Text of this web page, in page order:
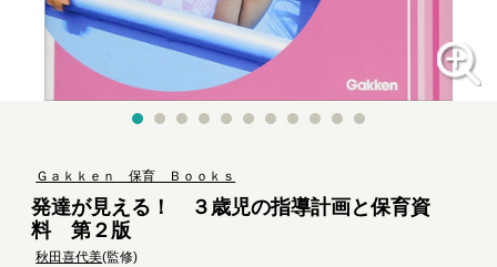
Ｇａｋｋｅｎ 保育 Ｂｏｏｋｓ
発達が見える！ ３歳児の指導計画と保育資
料 第２版
秋田喜代美(監修)